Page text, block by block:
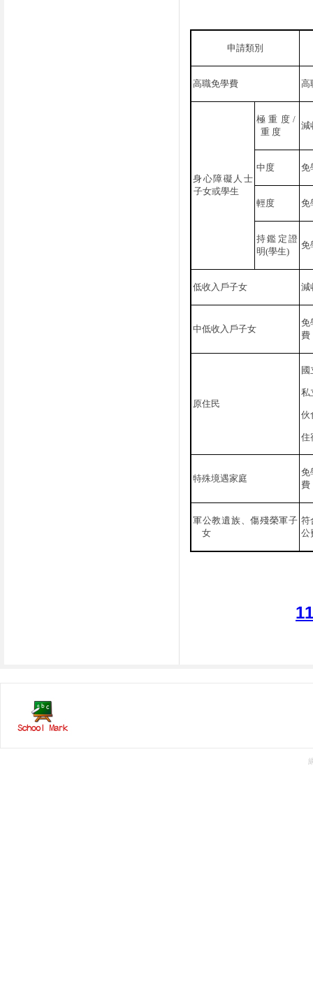
申請類別
高職免學費 高
身心障礙人士
子女或學生
極重度/
重 度
減
中度 免
輕度 免
持鑑定證
明(學生)
免
低收入戶子女 減
中低收入戶子女
免
費
原住民
私
伙
住
特殊境遇家庭
免
費
軍公教遺族、傷殘榮軍子
女
符
公